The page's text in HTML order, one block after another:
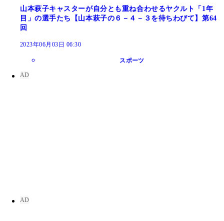
山本萩子キャスターが自分とも重ね合わせるヤクルト「1年
目」の選手たち【山本萩子の６－４－３を待ちわびて】第64
回
2023年06月03日 06:30
スポーツ